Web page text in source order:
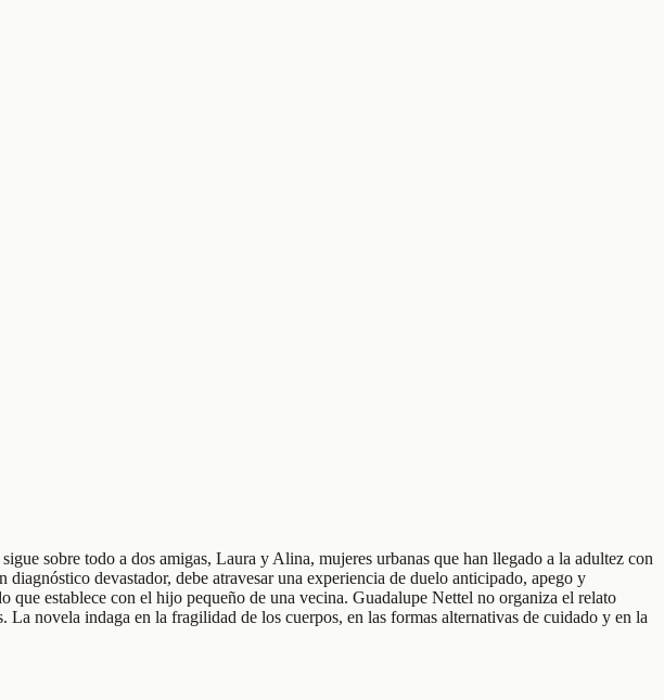
sobre todo a dos amigas, Laura y Alina, mujeres urbanas que han llegado a la adultez con
devastador, debe atravesar una experiencia de duelo anticipado, apego y
que establece con el hijo pequeño de una vecina. Guadalupe Nettel no organiza el relato
novela indaga en la fragilidad de los cuerpos, en las formas alternativas de cuidado y en la